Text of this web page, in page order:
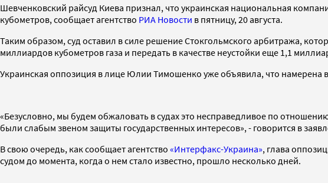
Шевченковский райсуд Киева признал, что украинская национальная
кубометров, сообщает агентство РИА Новости в пятницу, 20 августа.
Таким образом, суд оставил в силе решение Стокгольмского арбитража,
миллиардов кубометров газа и передать в качестве неустойки еще 1,1
Украинская оппозиция в лице Юлии Тимошенко уже объявила, что намерена
«Безусловно, мы будем обжаловать в судах это несправедливое по
были слабым звеном защиты государственных интересов», - говорится в
В свою очередь, как сообщает агентство «Интерфакс-Украина», глава
судом до момента, когда о нем стало известно, прошло несколько дней.